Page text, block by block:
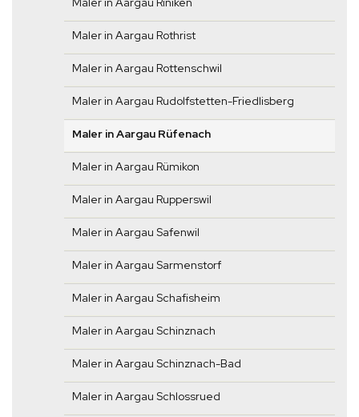
Maler in Aargau Rothrist
Maler in Aargau Rottenschwil
Maler in Aargau Rudolfstetten-Friedlisberg
Maler in Aargau Rüfenach
Maler in Aargau Rümikon
Maler in Aargau Rupperswil
Maler in Aargau Safenwil
Maler in Aargau Sarmenstorf
Maler in Aargau Schafisheim
Maler in Aargau Schinznach
Maler in Aargau Schinznach-Bad
Maler in Aargau Schlossrued